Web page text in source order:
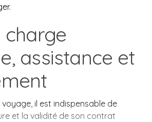
charge
assistance et
il est indispensable de
et la validité de son contrat